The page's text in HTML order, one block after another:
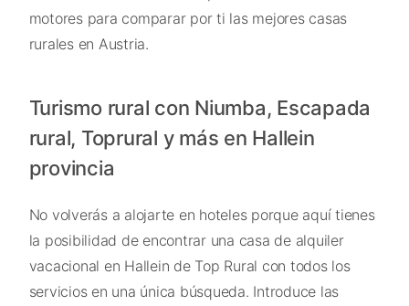
motores para comparar por ti las mejores casas
rurales en Austria.
Turismo rural con Niumba, Escapada
rural, Toprural y más en Hallein
provincia
No volverás a alojarte en hoteles porque aquí tienes
la posibilidad de encontrar una casa de alquiler
vacacional en Hallein de Top Rural con todos los
servicios en una única búsqueda. Introduce las